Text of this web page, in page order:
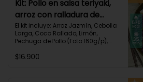
Kit: Pollo en salsa teriyaki,
arroz con ralladura de
coco y repollo salteado-
143
El kit incluye: Arroz Jazmín, Cebolla
Larga, Coco Rallado, Limón,
Pechuga de Pollo (Foto 160g/p),
Receta Impresa
$16.900